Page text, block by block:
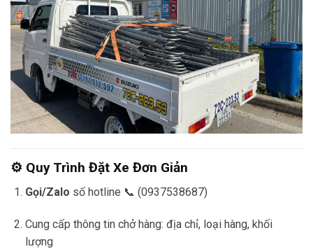
⚙️ Quy Trình Đặt Xe Đơn Giản
Gọi/Zalo số hotline 📞 (0937538687)
Cung cấp thông tin chở hàng: địa chỉ, loại hàng, khối
lượng